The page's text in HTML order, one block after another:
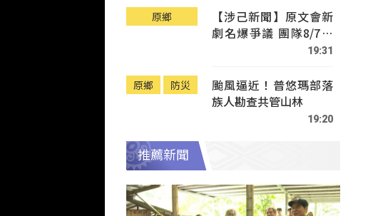
原鄉
【涉己新聞】原文會新
劇名爆爭議 團隊8/7赴
19:31
原鄉 防災
颱風逼近！普悠瑪部落
族人勘查共管山林
19:20
推薦新聞